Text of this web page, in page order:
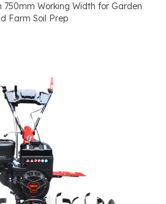
750mm Working Width for Garden
Farm Soil Prep